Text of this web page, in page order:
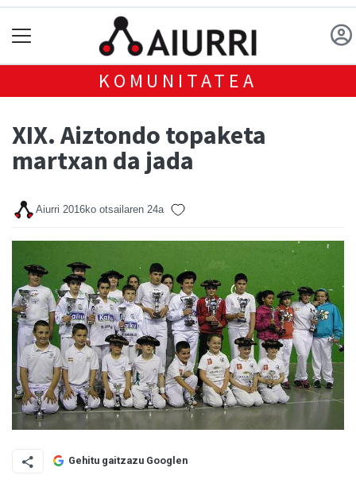
KOMUNITATEA
XIX. Aiztondo topaketa
martxan da jada
Aiurri 2016ko otsailaren 24a
Gehitu gaitzazu Googlen